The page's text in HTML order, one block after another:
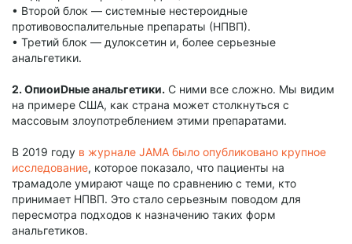
• Второй блок — системные нестероидные
противовоспалительные препараты (НПВП).
• Третий блок — дулоксетин и, более серьезные
анальгетики.
2. ОпиоиDные анальгетики. С ними все сложно. Мы видим
на примере США, как страна может столкнуться с
массовым злоупотреблением этими препаратами.
В 2019 году в журнале JAMA было опубликовано крупное
исследование, которое показало, что пациенты на
трамадоле умирают чаще по сравнению с теми, кто
принимает НПВП. Это стало серьезным поводом для
пересмотра подходов к назначению таких форм
анальгетиков.